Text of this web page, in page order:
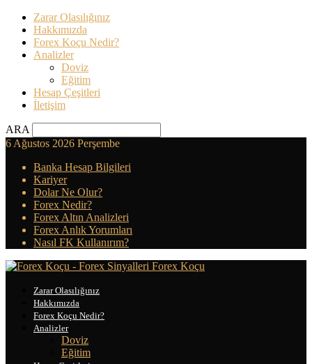
Zarar Olasılığınız
Hakkımızda
Forex Koçu Nedir?
Analizler
Doviz
Eğitim
Hesap Çeşitleri
İletişim
ARA
6 Ağustos 2026 Perşembe
Banka Hesap Bilgileri
Kariyer
Dolar Ne Olur?
Forex Nedir?
Forex Altın Analizleri
Forex Anlık Yorumları
Nasıl FK Kullanırım?
Forex Koçu
Zarar Olasılığınız
Hakkımızda
Forex Koçu Nedir?
Analizler
Doviz
Eğitim